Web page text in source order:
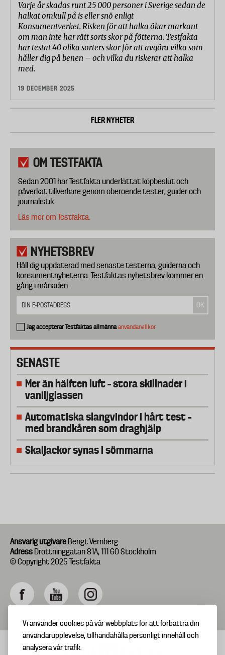
Vi använder cookies på vår webbplats för att förbättra din
användarupplevelse, tillhandahålla personligt innehåll och
analysera vår trafik.
Varje år skadas runt 25 000 personer i Sverige sedan de
halkat omkull på is eller snö enligt
Konsumentverket. Risken för att halka ökar markant
om man inte har rätt sorts skor på fötterna. Testfakta
har testat 40 olika sorters skor för att avgöra vilka som
håller dig på benen – och vilka du riskerar att halka
med.
19 DECEMBER 2025
FLER NYHETER
OM TESTFAKTA
Sedan 2001 har Testfakta underlättat köpbeslut och
påverkat tillverkare genom oberoende tester, guider och
journalistik.
Läs mer om Testfakta.
NYHETSBREV
Håll dig uppdaterad med senaste testerna, guiderna och
konsumentnyheterna. Testfaktas nyhetsbrev kommer en
gång i månaden.
Jag accepterar Testfaktas allmännaanvändarvillkor
SENASTE
Mer än hälften luft – stora skillnader i
vaniljglassen
Automatiska slangvindor i hårt test –
med brandkåren som draghjälp
Skaljackor synas i sömmarna
Ansvarig utgivare Bengt Vernberg
Adress Drottninggatan 81A, 111 60 Stockholm
© Copyright 2025 Testfakta